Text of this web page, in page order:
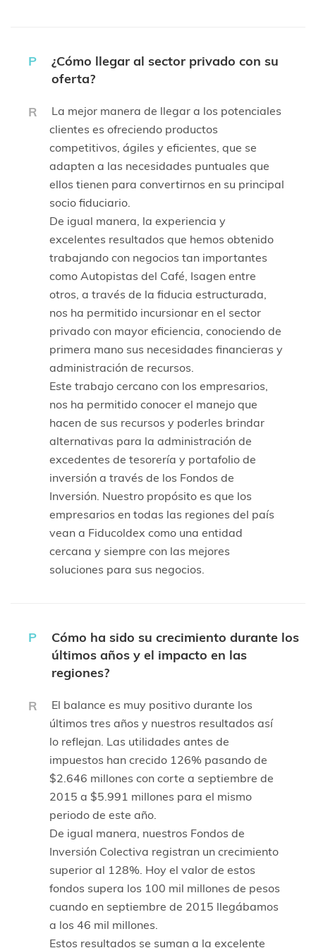
P
¿Cómo llegar al sector privado con su
oferta?
R
La mejor manera de llegar a los potenciales
clientes es ofreciendo productos
competitivos, ágiles y eficientes, que se
adapten a las necesidades puntuales que
ellos tienen para convertirnos en su principal
socio fiduciario.
De igual manera, la experiencia y
excelentes resultados que hemos obtenido
trabajando con negocios tan importantes
como Autopistas del Café, Isagen entre
otros, a través de la fiducia estructurada,
nos ha permitido incursionar en el sector
privado con mayor eficiencia, conociendo de
primera mano sus necesidades financieras y
administración de recursos.
Este trabajo cercano con los empresarios,
nos ha permitido conocer el manejo que
hacen de sus recursos y poderles brindar
alternativas para la administración de
excedentes de tesorería y portafolio de
inversión a través de los Fondos de
Inversión. Nuestro propósito es que los
empresarios en todas las regiones del país
vean a Fiducoldex como una entidad
cercana y siempre con las mejores
soluciones para sus negocios.
P
Cómo ha sido su crecimiento durante los
últimos años y el impacto en las
regiones?
R
El balance es muy positivo durante los
últimos tres años y nuestros resultados así
lo reflejan. Las utilidades antes de
impuestos han crecido 126% pasando de
$2.646 millones con corte a septiembre de
2015 a $5.991 millones para el mismo
periodo de este año.
De igual manera, nuestros Fondos de
Inversión Colectiva registran un crecimiento
superior al 128%. Hoy el valor de estos
fondos supera los 100 mil millones de pesos
cuando en septiembre de 2015 llegábamos
a los 46 mil millones.
Estos resultados se suman a la excelente